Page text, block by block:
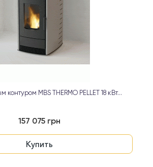
контуром MBS THERMO PELLET 18 кВт...
157 075 грн
Купить